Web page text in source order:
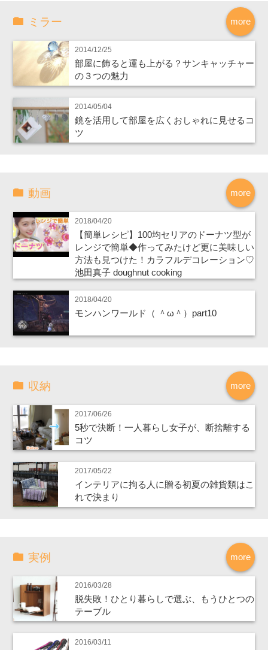
more
ミラー
2014/12/25
部屋に飾ると運も上がる？サンキャッチャー
の３つの魅力
2014/05/04
鏡を活用して部屋を広くおしゃれに見せるコ
ツ
more
動画
2018/04/20
【簡単レシピ】100均セリアのドーナツ型が
レンジで簡単◆作ってみたけど更に美味しい
方法も見つけた！カラフルデコレーション♡
池田真子 doughnut cooking
2018/04/20
モンハンワールド（ ＾ω＾）part10
more
収納
2017/06/26
5秒で決断！一人暮らし女子が、断捨離する
コツ
2017/05/22
インテリアに拘る人に贈る初夏の雑貨類はこ
れで決まり
more
実例
2016/03/28
脱失敗！ひとり暮らしで選ぶ、もうひとつの
テーブル
2016/03/11